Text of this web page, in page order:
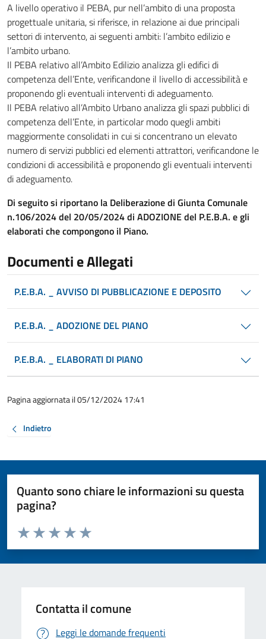
A livello operativo il PEBA, pur nell’ambito di una proposta
progettuale unitaria, si riferisce, in relazione ai due principali
settori di intervento, ai seguenti ambiti: l’ambito edilizio e
l’ambito urbano.
Il PEBA relativo all’Ambito Edilizio analizza gli edifici di
competenza dell’Ente, verificandone il livello di accessibilità e
proponendo gli eventuali interventi di adeguamento.
Il PEBA relativo all’Ambito Urbano analizza gli spazi pubblici di
competenza dell’Ente, in particolar modo quegli ambiti
maggiormente consolidati in cui si concentrano un elevato
numero di servizi pubblici ed elementi attrattori, verificandone le
condizioni di accessibilità e proponendo gli eventuali interventi
di adeguamento.
Di seguito si riportano la Deliberazione di Giunta Comunale
n.106/2024 del 20/05/2024 di ADOZIONE del P.E.B.A. e gli
elaborati che compongono il Piano.
Documenti e Allegati
P.E.B.A. _ AVVISO DI PUBBLICAZIONE E DEPOSITO
P.E.B.A. _ ADOZIONE DEL PIANO
P.E.B.A. _ ELABORATI DI PIANO
Pagina aggiornata il 05/12/2024 17:41
Indietro
Quanto sono chiare le informazioni su questa
pagina?
Valuta da 1 a 5 stelle la pagina
Valuta 5 stelle su 5
Valuta 4 stelle su 5
Valuta 3 stelle su 5
Valuta 2 stelle su 5
Valuta 1 stelle su 5
Contatta il comune
Leggi le domande frequenti